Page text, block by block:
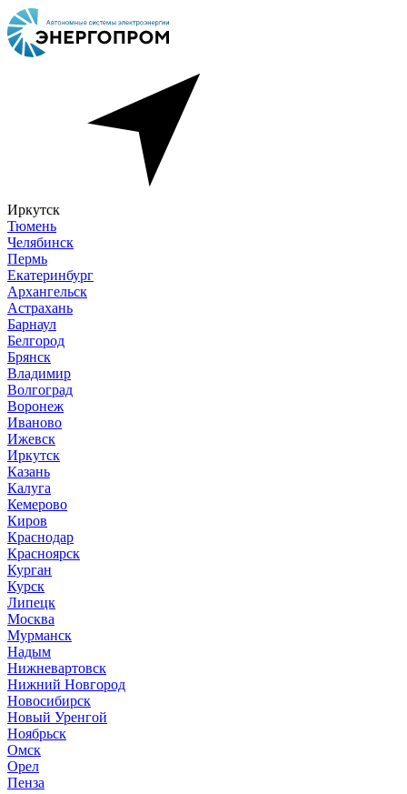
Иркутск
Тюмень
Челябинск
Пермь
Екатеринбург
Архангельск
Астрахань
Барнаул
Белгород
Брянск
Владимир
Волгоград
Воронеж
Иваново
Ижевск
Иркутск
Казань
Калуга
Кемерово
Киров
Краснодар
Красноярск
Курган
Курск
Липецк
Москва
Мурманск
Надым
Нижневартовск
Нижний Новгород
Новосибирск
Новый Уренгой
Ноябрьск
Омск
Орел
Пенза